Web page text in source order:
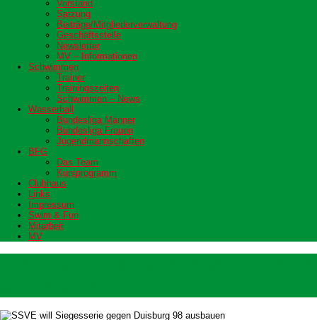
Vorstand
Satzung
Beiträge/Mitgliederverwaltung
Geschäftsstelle
Newsletter
MV – Informationen
Schwimmen
Trainer
Trainingszeiten
Schwimmen – News
Wasserball
Bundesliga Männer
Bundesliga Frauen
Jugendmannschaften
BFG
Das Team
Kursprogramm
Clubhaus
Links
Impressum
Swim & Fun
Mitarbeit
MV